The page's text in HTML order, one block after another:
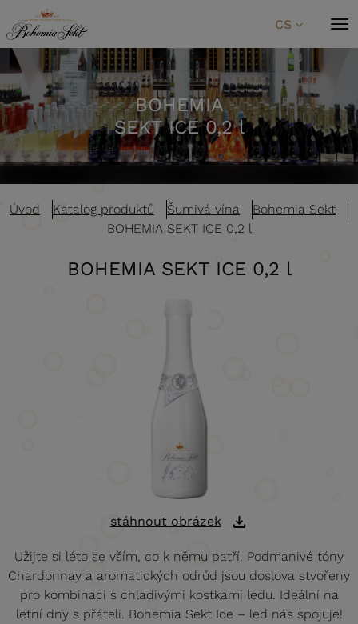
Přeskočit na obsah
CS
BOHEMIA
SEKT ICE 0,2 l
Úvod Katalog produktů Šumivá vína
Bohemia Sekt
BOHEMIA SEKT ICE 0,2 l
BOHEMIA SEKT ICE 0,2 l
stáhnout obrázek
Užijte si léto se vším, co k němu patří. Podmanivé tóny
Chardonnay a aromatických odrůd jsou doslova stvořeny
pro kombinaci s chladivými kostkami ledu. Ideální na
letní dny s přáteli. Bohemia Sekt Ice – led nás spojuje!